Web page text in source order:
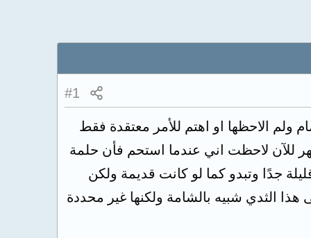
#1
ولم الاحظها او اهتم للأمر معتقدة فقط
للآن لاحظت اني عندما استحم فأن حلمة
جدًا وتبدو كما لو كانت قديمة ولكن
الثدي شبيه بالشامة ولكنها غير محددة